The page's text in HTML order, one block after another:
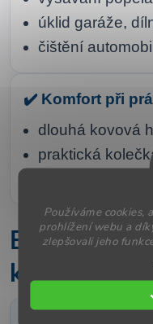
Používáme cookies,
prohlížení webu a
zlepšovali jeho
úklid garáže,
čištění
✔️ Komfort při
dlouhá kovová
praktická
bohatá sada
Efektivní
konstrukce